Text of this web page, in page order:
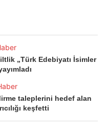
„Türk Edebiyatı İsimler
taleplerini hedef alan
keşfetti